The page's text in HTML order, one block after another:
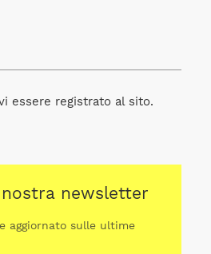
essere registrato al sito.
newsletter
aggiornato sulle ultime